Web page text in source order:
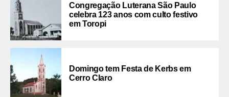
Congregação Luterana São Paulo
celebra 123 anos com culto festivo
em Toropi
Domingo tem Festa de Kerbs em
Cerro Claro